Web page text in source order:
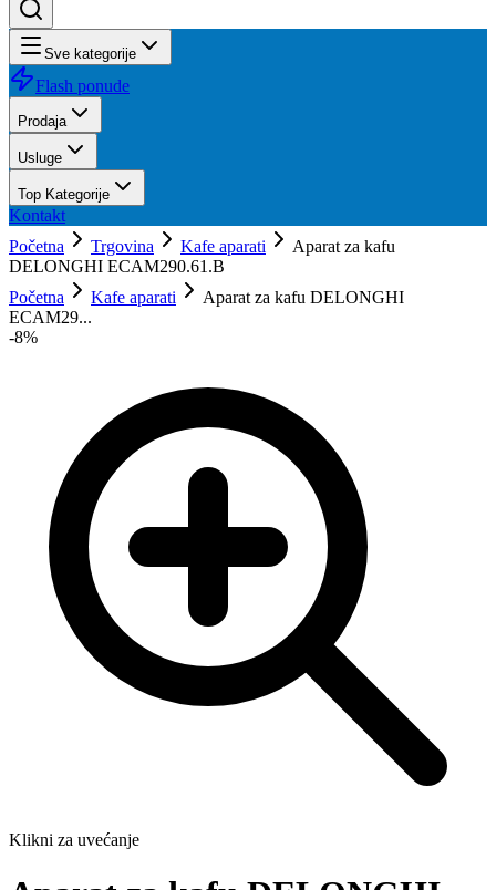
Sve kategorije
Flash ponude
Prodaja
Usluge
Top Kategorije
Kontakt
Početna
Trgovina Kafe aparati
Aparat za kafu
DELONGHI ECAM290.61.B
Početna
Kafe aparati
Aparat za kafu DELONGHI
ECAM29...
-8%
Klikni za uvećanje